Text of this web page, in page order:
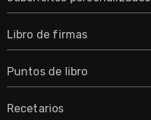
Libro de firmas
Puntos de libro
Recetarios